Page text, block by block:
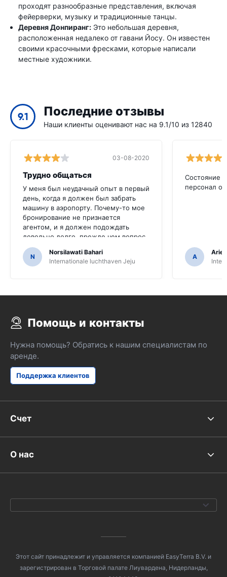
проходят разнообразные представления, включая
фейерверки, музыку и традиционные танцы.
Деревня Донпиранг: Это небольшая деревня,
расположенная недалеко от гавани Йосу. Он известен
своими красочными фресками, которые написали
местные художники.
9.1 Последние отзывы
Наши клиенты оценивают нас на 9.1/10 из 12840
03-08-2020
Трудно общаться
У меня был неудачный опыт в первый
день, когда я должен был забрать
машину в аэропорту. Почему-то мое
бронирование не признается
агентом, и я должен подождать
довольно долго, прежде чем вопрос
будет разобран. То же самое, когда я
добрался до времени сбора
автомобилей. Его немного
платил за автомобиль. Я распечатал
своей системе.
N
Norsilawati Bahari
Internationale luchthaven Jeju
Состояние
персонал
A
Arief
Помощь и контакты
Нужна помощь? Обратись к нашим специалистам по
аренде.
Поддержка клиентов
Счет
О нас
Этот сайт принадлежит и управляется компанией EasyTerra B.V. и
зарегистрирован в Торговой палате Лиувардена, Нидерланды,